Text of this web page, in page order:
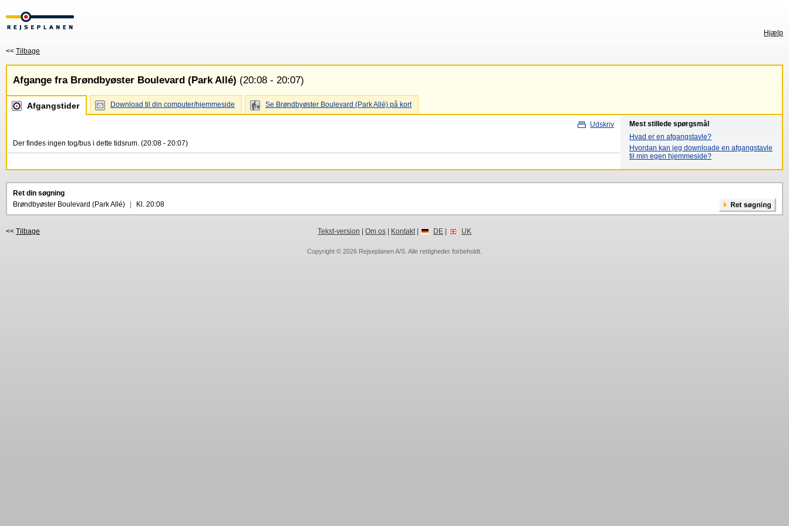
Hjælp
<< Tilbage
Afgange fra Brøndbyøster Boulevard (Park Allé) (20:08 - 20:07)
Afgangstider Download til din computer/hjemmeside Se Brøndbyøster Boulevard (Park Allé) på kort
Udskriv
Der findes ingen tog/bus i dette tidsrum. (20:08 - 20:07)
Mest stillede spørgsmål
Hvad er en afgangstavle?
Hvordan kan jeg downloade en afgangstavle
til min egen hjemmeside?
Ret din søgning
Brøndbyøster Boulevard (Park Allé)
Kl. 20:08
<< Tilbage Tekst-version Om os| Kontakt| DE| UK
Copyright © 2026 Rejseplanen A/S . Alle rettigheder forbeholdt.